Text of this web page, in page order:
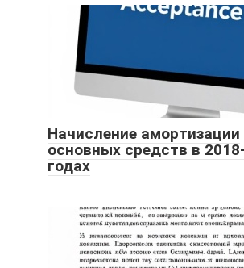
Начисление амортизации
основных средств в
годах